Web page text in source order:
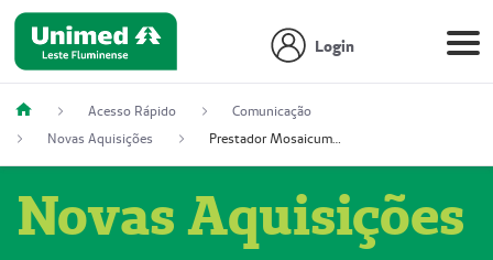
Login
Acesso Rápido
Comunicação
Novas Aquisições
Prestador Mosaicum Espaço Clínico Ltda (51004352-0)
Novas Aquisições